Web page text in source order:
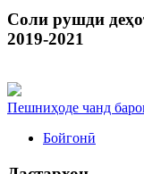
Соли рушди
2019-2021
Пешниҳоде чанд
Бойгонӣ